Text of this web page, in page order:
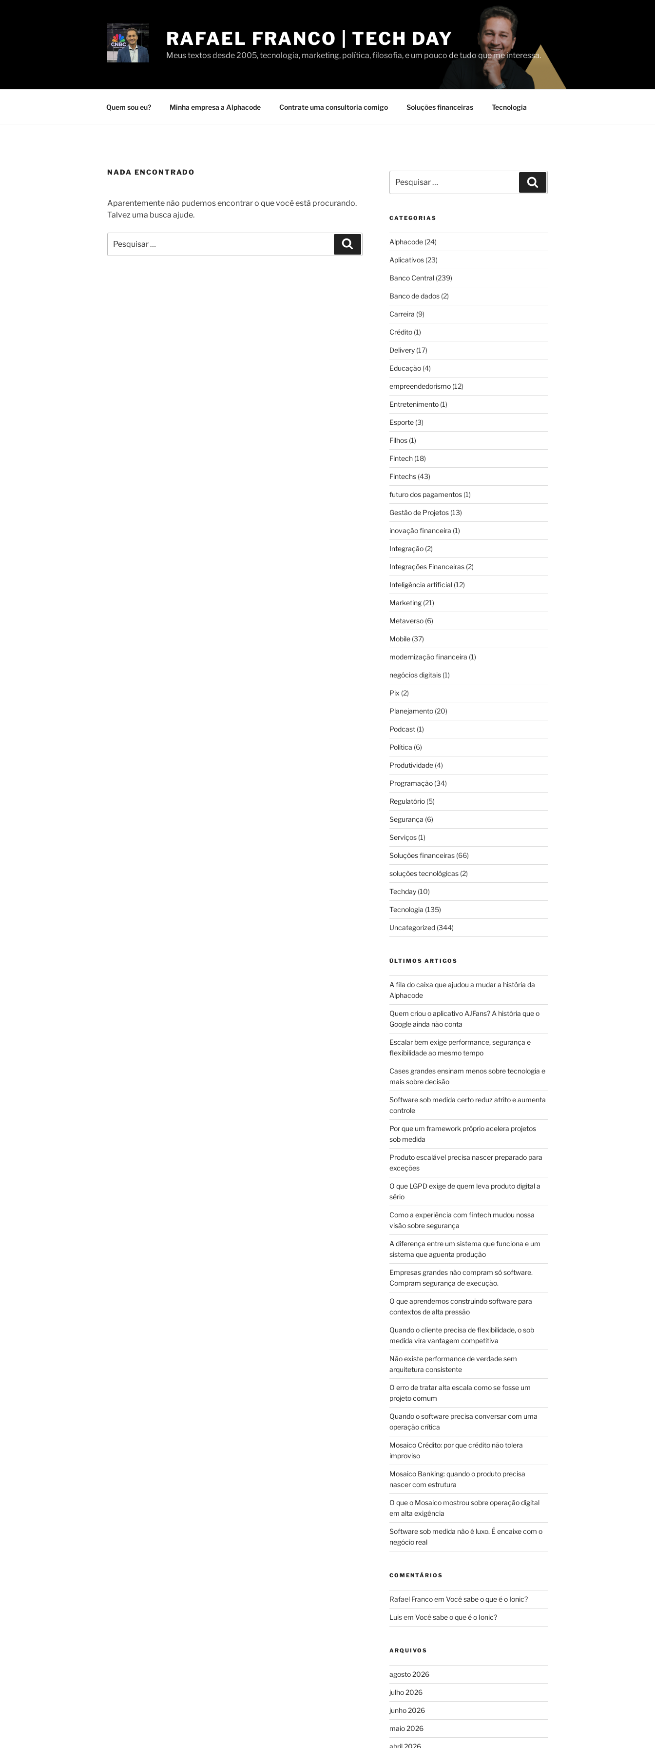
RAFAEL FRANCO | TECH DAY
Meus textos desde 2005, tecnologia, marketing, política, filosofia, e um pouco de tudo que me interessa.
Quem sou eu? Minha empresa a Alphacode Contrate uma consultoria comigo Soluções financeiras Tecnologia
NADA ENCONTRADO
Aparentemente não pudemos encontrar o que você está procurando.
Talvez uma busca ajude.
por:
Pesquisar
por:
CATEGORIAS
Alphacode(24)
Aplicativos(23)
Banco Central(239)
Banco de dados(2)
Carreira (9)
Crédito(1)
Delivery(17)
Educação(4)
empreendedorismo(12)
Entretenimento(1)
Esporte(3)
Filhos(1)
Fintech(18)
Fintechs(43)
futuro dos pagamentos(1)
Gestão de Projetos(13)
inovação financeira (1)
Integração(2)
Integrações Financeiras(2)
Inteligência artificial(12)
Marketing(21)
Metaverso(6)
Mobile(37)
modernização financeira (1)
negócios digitais(1)
Pix (2)
Planejamento(20)
Podcast(1)
Política (6)
Produtividade(4)
Programação(34)
Regulatório(5)
Segurança (6)
Serviços(1)
Soluções financeiras(66)
soluções tecnológicas(2)
Techday(10)
Tecnologia (135)
Uncategorized(344)
ÚLTIMOS ARTIGOS
A fila do caixa que ajudou a mudar a história da
Alphacode
Quem criou o aplicativo AJFans? A história que o
Google ainda não conta
Escalar bem exige performance, segurança e
flexibilidade ao mesmo tempo
Cases grandes ensinam menos sobre tecnologia e
mais sobre decisão
Software sob medida certo reduz atrito e aumenta
controle
Por que um framework próprio acelera projetos
sob medida
Produto escalável precisa nascer preparado para
exceções
O que LGPD exige de quem leva produto digital a
sério
Como a experiência com fintech mudou nossa
visão sobre segurança
A diferença entre um sistema que funciona e um
sistema que aguenta produção
Empresas grandes não compram só software.
Compram segurança de execução.
O que aprendemos construindo software para
contextos de alta pressão
Quando o cliente precisa de flexibilidade, o sob
medida vira vantagem competitiva
Não existe performance de verdade sem
arquitetura consistente
O erro de tratar alta escala como se fosse um
projeto comum
Quando o software precisa conversar com uma
operação crítica
Mosaico Crédito: por que crédito não tolera
improviso
Mosaico Banking: quando o produto precisa
nascer com estrutura
O que o Mosaico mostrou sobre operação digital
em alta exigência
Software sob medida não é luxo. É encaixe com o
negócio real
COMENTÁRIOS
Rafael Francoem Você sabe o que é o Ionic?
Luisem Você sabe o que é o Ionic?
ARQUIVOS
agosto 2026
julho 2026
junho 2026
maio 2026